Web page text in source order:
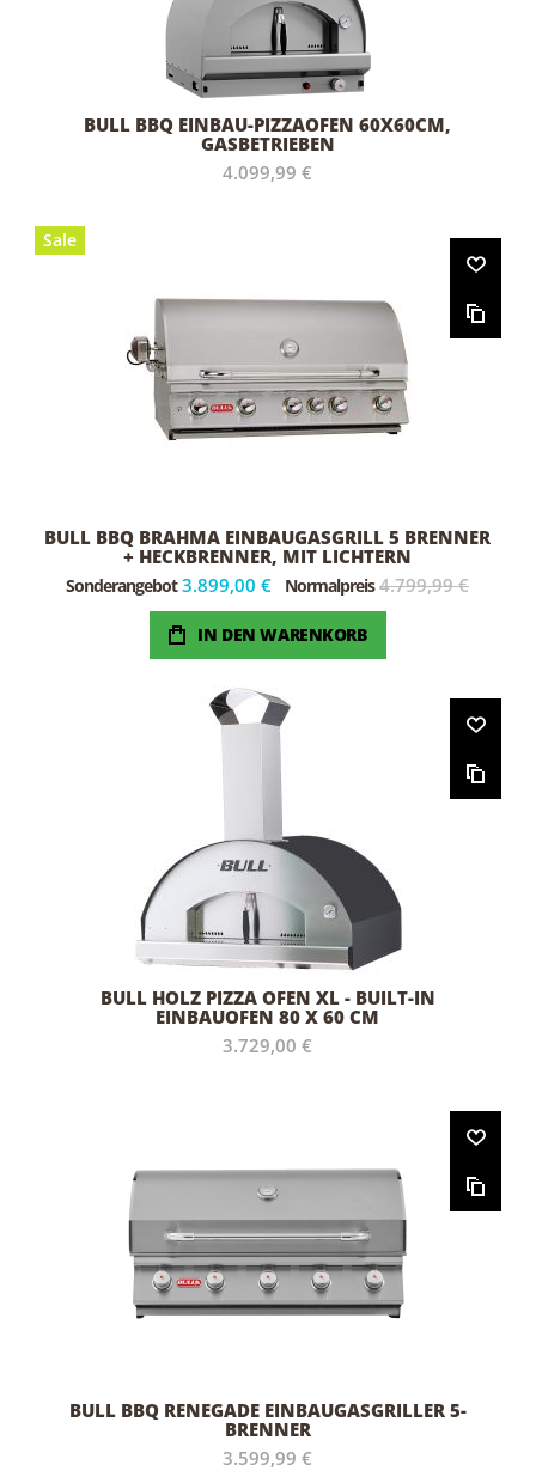
BULL BBQ EINBAU-PIZZAOFEN 60X60CM,
GASBETRIEBEN
4.099,99 €
Sale
BULL BBQ BRAHMA EINBAUGASGRILL 5 BRENNER
+ HECKBRENNER, MIT LICHTERN
Sonderangebot 3.899,00 € Normalpreis 4.799,99 €
IN DEN WARENKORB
BULL HOLZ PIZZA OFEN XL - BUILT-IN
EINBAUOFEN 80 X 60 CM
3.729,00 €
BULL BBQ RENEGADE EINBAUGASGRILLER 5-
BRENNER
3.599,99 €